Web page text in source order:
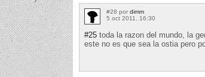
#28 por dimm
5 oct 2011, 16:30
#25 toda la razon del mundo, la
este no es que sea la ostia pero